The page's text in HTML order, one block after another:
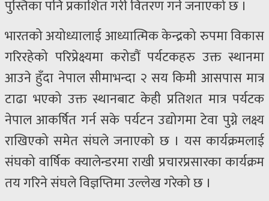
पुस्तिका पनि प्रकाशित गरी वितरण गर्ने जनाएको छ ।
भारतको अयोध्यालाई आध्यात्मिक केन्द्रको रुपमा विकास
गरिरहेको परिप्रेक्ष्यमा करोडौं पर्यटकहरु उक्त स्थानमा
आउने हुँदा नेपाल सीमाभन्दा २ सय किमी आसपास मात्र
टाढा भएको उक्त स्थानबाट केही प्रतिशत मात्र पर्यटक
नेपाल आकर्षित गर्न सके पर्यटन उद्योगमा टेवा पुग्ने लक्ष्य
राखिएको समेत संघले जनाएको छ । यस कार्यक्रमलाई
संघको वार्षिक क्यालेन्डरमा राखी प्रचारप्रसारका कार्यक्रम
तय गरिने संघले विज्ञप्तिमा उल्लेख गरेको छ ।